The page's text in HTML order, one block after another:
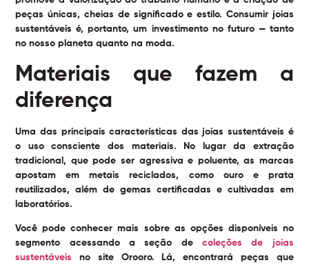
peças únicas, cheias de significado e estilo. Consumir joias
sustentáveis é, portanto, um investimento no futuro — tanto
no nosso planeta quanto na moda.
Materiais que fazem a
diferença
Uma das principais características das joias sustentáveis é
o uso consciente dos materiais. No lugar da extração
tradicional, que pode ser agressiva e poluente, as marcas
apostam em metais reciclados, como ouro e prata
reutilizados, além de gemas certificadas e cultivadas em
laboratórios.
Você pode conhecer mais sobre as opções disponíveis no
segmento acessando a seção de coleções de joias
sustentáveis no site Orooro. Lá, encontrará peças que